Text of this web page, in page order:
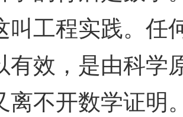
叫工程实践。任
有效，是由科学
离不开数学证明